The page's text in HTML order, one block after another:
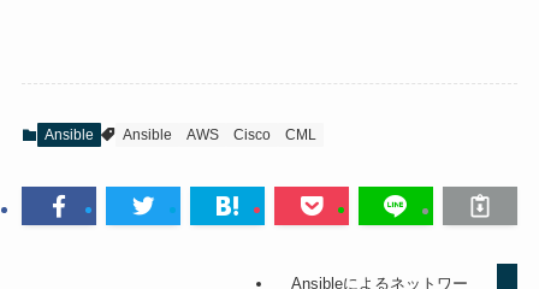
Ansible Ansible AWS Cisco CML
Ansibleによるネットワー